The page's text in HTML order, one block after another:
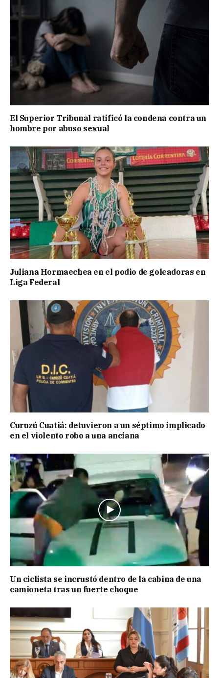
El Superior Tribunal ratificó la condena contra un
hombre por abuso sexual
Juliana Hormaechea en el podio de goleadoras en
Liga Federal
Curuzú Cuatiá: detuvieron a un séptimo implicado
en el violento robo a una anciana
Un ciclista se incrustó dentro de la cabina de una
camioneta tras un fuerte choque